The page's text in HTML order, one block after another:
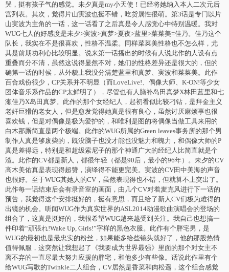
哭，挺有孩子气的感觉。未夕真是my小天使！已经将她纳入本人二次元后
宫列表。其次，觉得片山実波也挺不错，吃货属性很萌。第3话是专门以片
山実波为主角的一话，这一话看了之后真是令人感觉心中特别温暖。我对
WUG七人的好感度是未夕>実波>真梦>夏夜>蓝里>菜菜美=佳乃。佳乃这个
队长，我实在不是很喜欢，性格不温柔。同样菜菜美性格也不怎么样，尤
其是前期功利心比较明显。说来第一话播出的时候有人说此作的人设有点
重叠而分不清，虽然这说得显然不对，她们的性格差异还是很大的，但的
确第一话的时候，从外貌上我没分清楚蓝里和真梦、実波和菜菜美。此作
百合戏份很少，CP关系并不明显（而LoveLive!、偶像大师、K-ON!等少女
团体音乐系作品的CP太鲜明了），尽管也有人脑补岛田真梦X林田蓝里和七
瀬佳乃X岛田真梦。此作的那个女经纪人，起初看似比较刁钻，是拜金主义
老奸巨猾的老女人，但是愈发觉得她真是很有良心，虽然讨厌麻烦事也很
喜欢钱，但是对偶像是极为爱护的，和唯利是图的将偶像当做工具来用的
白木那厮简直是两个极端。此作的WUG所属的Green leaves事务所的那个男
制作人真是够废柴的，既没脑子也没才能也没魅力和魄力，和偶像大师的P
真是差得远，特别是和超级索尼子的那个神通广大的经纪人比简直就是个
渣。此作的CV都是新人，都很年轻（都是90后，最小的96年）。未夕的CV
高木美佑真是表现得超赞，演绎得不能更完美。実波的CV田中美海的声音
也很好。至于WUG其她人的CV，虽然表现得也不错，但就算不上突出了。
此作每一话结束后会有录音室的画面，由几个CV对着麦克风进行下一话的
预告，我觉得这个安排挺好的，挺有意思，而且给了新人CV们极为难得的
出镜的机会。听闻WUG作为真实世界的ASL2014动漫歌曲演唱会的登场的
组合了，这真是挺好的，我很希望WUG越来越受到关注。我自己也想搞一
件印着“頑張れ!Wake Up, Girls!”字样的黑色衣服。此作有个胖宅男，是
WUG的最初也是最忠实的粉丝，如果能多给些镜头就好了，他的那股热情
值得佩服，这突然让我想起了《我要成为世界最强》里面的那个对女主不
离不弃的一直尽最大努力应援的胖宅，和他多少有些像。话说此作里有个
给WUG写歌的Twinkle二人组合，CV居然是香菜和肉松遥，这个组合感觉